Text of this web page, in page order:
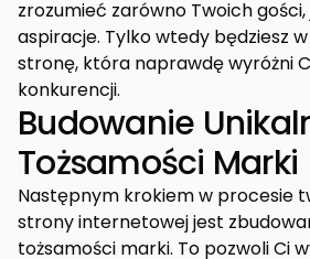
zrozumieć zarówno Twoich gości,
aspiracje. Tylko wtedy będziesz
stronę, która naprawdę wyróżni
konkurencji.
Budowanie
Tożsamości Marki
Następnym krokiem w procesie
strony internetowej jest
tożsamości marki. To pozwoli Ci